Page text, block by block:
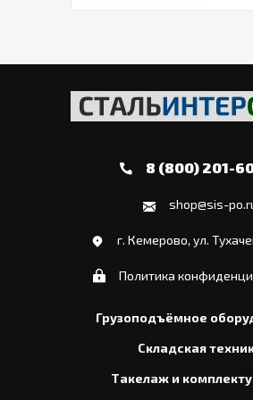
8 (800) 201-
shop@sis-
г. Кемерово, ул.
Политика
Грузоподъёмное
Складская
Такелаж и